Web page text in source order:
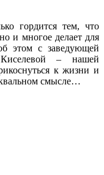
гордится тем, что
и многое делает для
этом с заведующей
– нашей
к жизни и
смысле…